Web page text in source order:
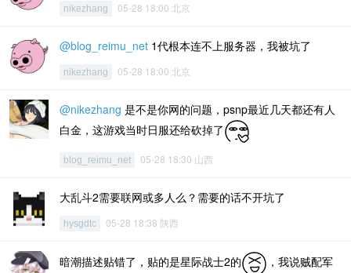
nikezhang 05-28 18:00 北京
@blog_reimu_net 1代根本连不上服务器，我被坑了
nikezhang 05-28 18:00 北京
@nikezhang 是不是你网的问题，psnp最近几天都还有人
白金，这游戏当时日服还给砍掉了
blog_reimu_net 05-28 18:30 山西
大乱斗2需要联网或多人么？需要的话不开坑了
hysgdtc 05-28 18:38 陕西
暗潮描述贴错了，贴的是星际战士2的
，我说贼配军